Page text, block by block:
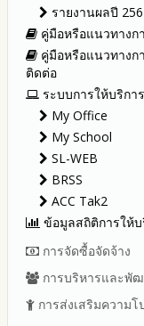
รายงานผลปี
คู่มือหรือแนวทางก
คู่มือหรือแนวทางก
ติดต่อ
ระบบการให้บริกา
My Office
My School
SL-WEB
BRSS
ACC Tak2
ข้อมูลสถิติการให้บ
การจัดซื้อจัดจ้าง
สรุปผลการจัดซื้อจัด
ปีงบประมาณ พ.ศ
การบริหารและพั
หลักเกณฑ์และแผน
การส่งเสริมความโ